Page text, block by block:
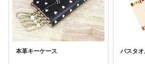
本革キーケース バスタ